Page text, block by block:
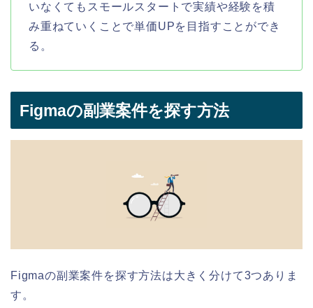
いなくてもスモールスタートで実績や経験を積
み重ねていくことで単価UPを目指すことができ
る。
Figmaの副業案件を探す方法
Figmaの副業案件を探す方法は大きく分けて3つありま
す。